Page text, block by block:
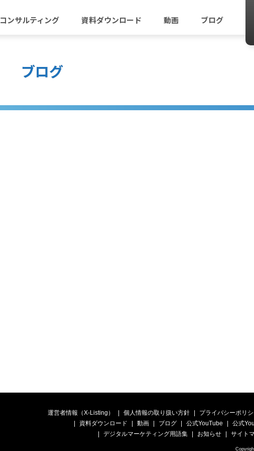
コンサルティング 資料ダウンロード 動画 ブログ
ブログ
運営者情報（X-Listing） 個人情報の取り扱い方針 プライバシーポリ
資料ダウンロード
動画 ブログ 公式YouTube
公式
デジタルマーケティング用語集
お知らせ サイト